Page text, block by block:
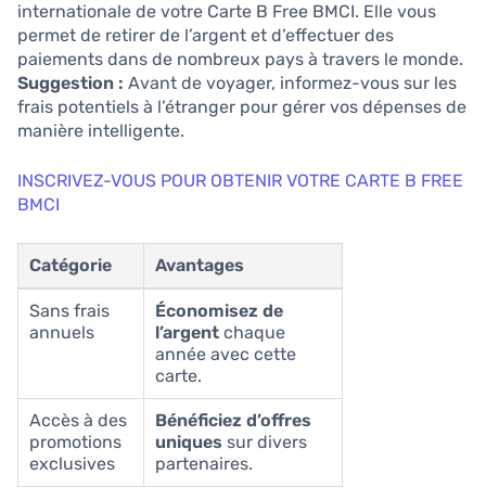
internationale de votre Carte B Free BMCI. Elle vous
permet de retirer de l’argent et d’effectuer des
paiements dans de nombreux pays à travers le monde.
Suggestion : Avant de voyager, informez-vous sur les
frais potentiels à l’étranger pour gérer vos dépenses de
manière intelligente.
INSCRIVEZ-VOUS POUR OBTENIR VOTRE CARTE B FREE
BMCI
Catégorie Avantages
Sans frais
annuels
Économisez de
l’argent chaque
année avec cette
carte.
Accès à des
promotions
exclusives
Bénéficiez d’offres
uniques sur divers
partenaires.